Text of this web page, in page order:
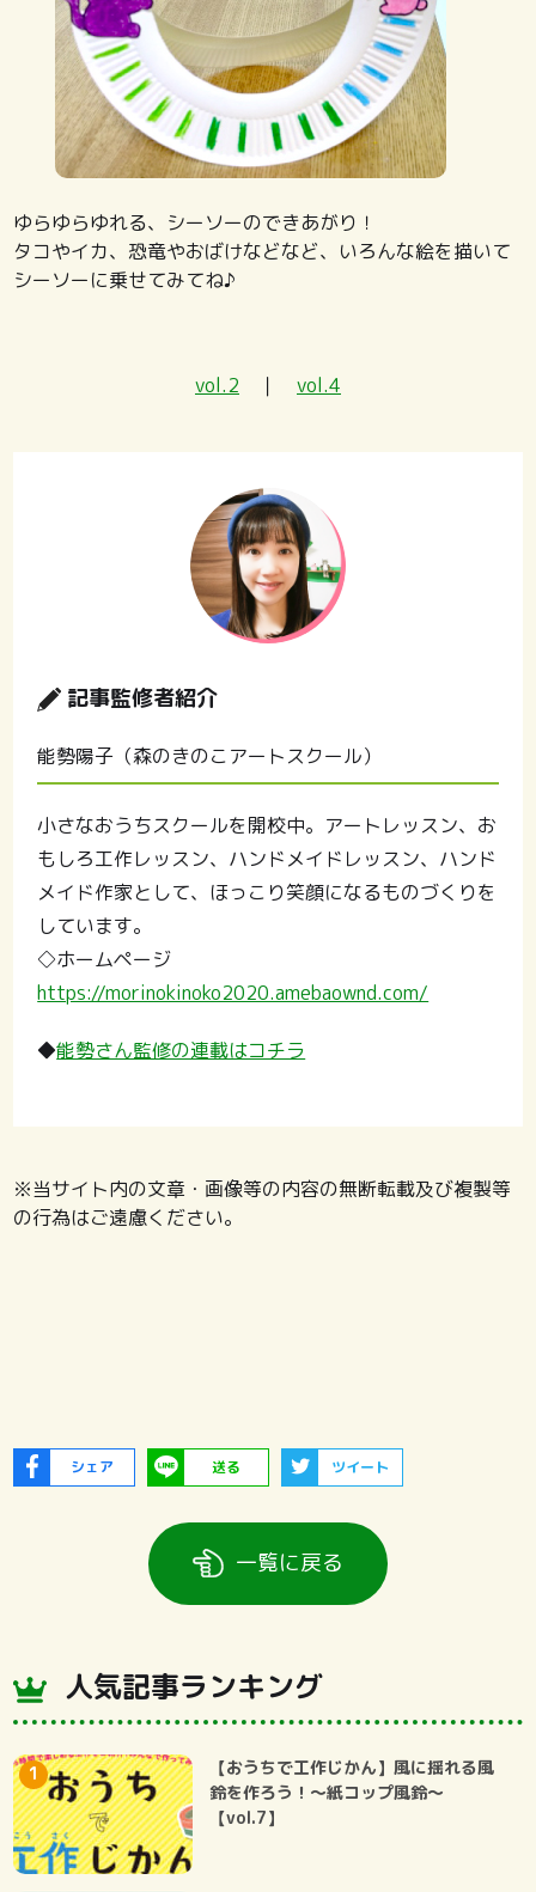
ゆらゆらゆれる、シーソーのできあがり！
タコやイカ、恐竜やおばけなどなど、いろんな絵を描いて
シーソーに乗せてみてね♪
vol.2 ｜ vol.4
記事監修者紹介
能勢陽子（森のきのこアートスクール）
小さなおうちスクールを開校中。アートレッスン、お
もしろ工作レッスン、ハンドメイドレッスン、ハンド
メイド作家として、ほっこり笑顔になるものづくりを
しています。
◇ホームページ
https://morinokinoko2020.amebaownd.com/
◆能勢さん監修の連載はコチラ
※当サイト内の文章・画像等の内容の無断転載及び複製等
の行為はご遠慮ください。
シェア 送る ツイート
一覧に戻る
人気記事ランキング
【おうちで工作じかん】風に揺れる風
鈴を作ろう！～紙コップ風鈴～
【vol.7】